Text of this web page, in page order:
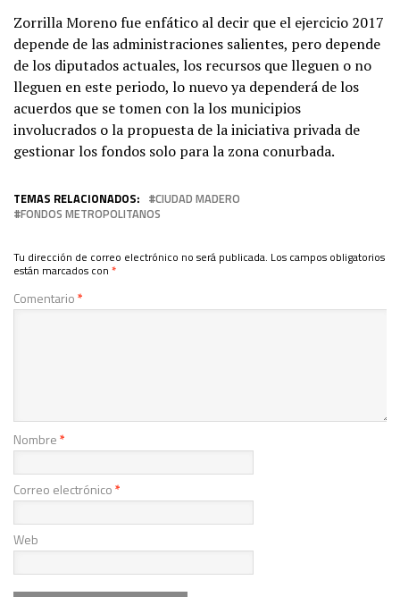
Zorrilla Moreno fue enfático al decir que el ejercicio 2017
depende de las administraciones salientes, pero depende
de los diputados actuales, los recursos que lleguen o no
lleguen en este periodo, lo nuevo ya dependerá de los
acuerdos que se tomen con la los municipios
involucrados o la propuesta de la iniciativa privada de
gestionar los fondos solo para la zona conurbada.
TEMAS RELACIONADOS:
CIUDAD MADERO
FONDOS METROPOLITANOS
Tu dirección de correo electrónico no será publicada. Los campos obligatorios
están marcados con *
Comentario*
Nombre*
Correo electrónico*
Web